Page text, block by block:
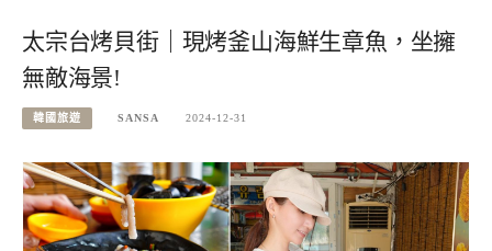
太宗台烤貝街｜現烤釜山海鮮生章魚，坐擁
無敵海景!
韓國旅遊 SANSA 2024-12-31